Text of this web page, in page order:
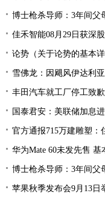
博士枪杀导师：3年间父
佳禾智能08月29日获深
论势（关于论势的基本详
雪佛龙：因飓风伊达利
丰田汽车就工厂停工致
国泰君安：美联储加息
官方通报715万建雕塑
华为Mate 60未发先售 基
博士枪杀导师：3年间父
苹果秋季发布会9月13日